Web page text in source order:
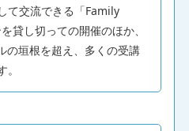
て交流できる「Family
貸し切っての開催のほか、
の垣根を超え、多くの受講